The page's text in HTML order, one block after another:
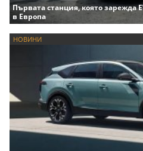
Първата станция, която зарежда
в Европа
НОВИНИ